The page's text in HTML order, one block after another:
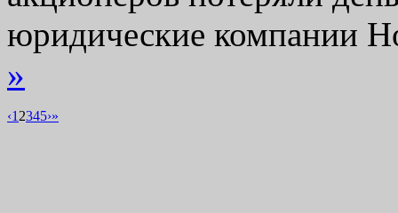
юридические компании
»
‹1 2345›»